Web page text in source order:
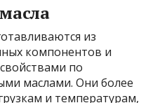
из
компонентов и
по
маслами. Они более
и температурам,